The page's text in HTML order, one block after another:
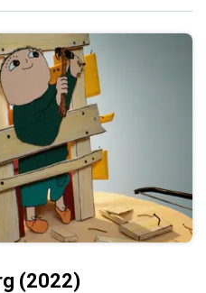
(2022)